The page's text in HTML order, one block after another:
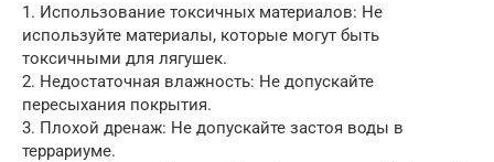
1. Использование токсичных материалов: Не
используйте материалы, которые могут быть
токсичными для лягушек.
2. Недостаточная влажность: Не допускайте
пересыхания покрытия.
3. Плохой дренаж: Не допускайте застоя воды в
террариуме.